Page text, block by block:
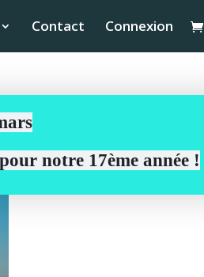
notre 17ème année !
Contact Connexion